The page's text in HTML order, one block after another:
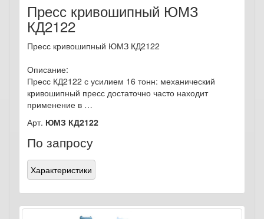
Пресс кривошипный ЮМЗ
КД2122
Пресс кривошипный ЮМЗ КД2122
Описание:
Пресс КД2122 с усилием 16 тонн: механический
кривошипный пресс достаточно часто находит
применение в …
Арт. ЮМЗ КД2122
По запросу
Характеристики